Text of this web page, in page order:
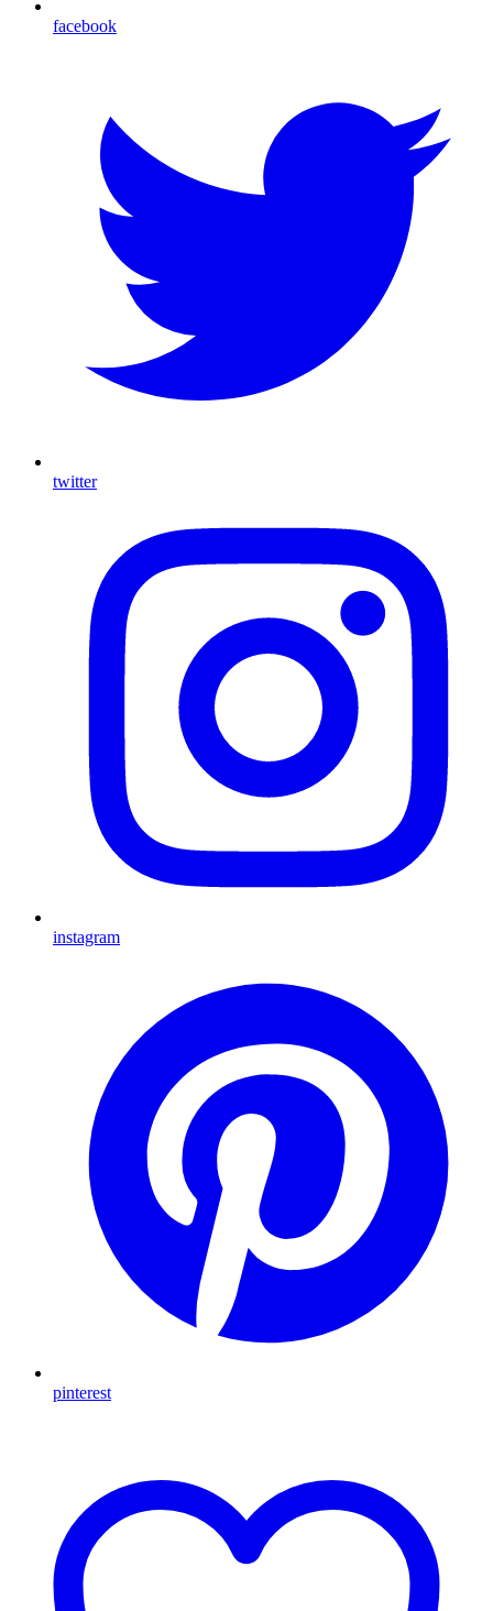
facebook
twitter
instagram
pinterest